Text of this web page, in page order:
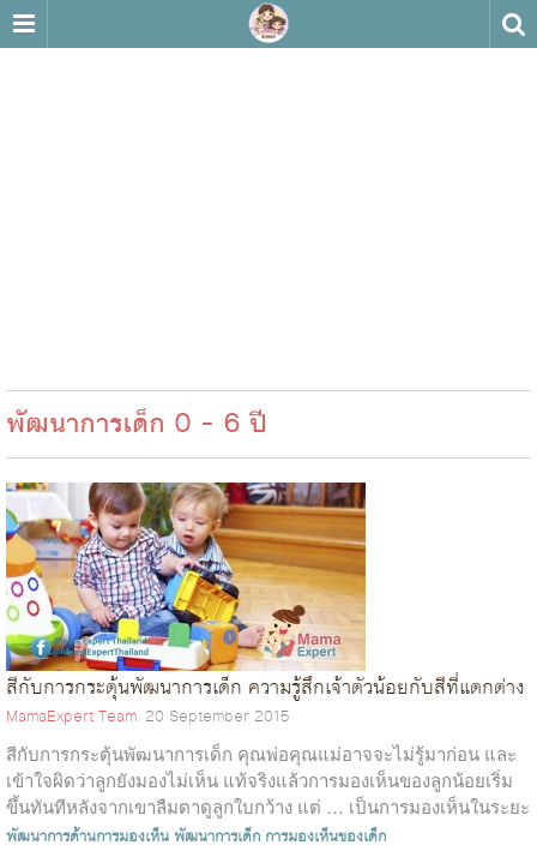
พัฒนาการเด็ก 0 - 6 ปี
สีกับการกระตุ้นพัฒนาการเด็ก ความรู้สึกเจ้าตัวน้อยกับสีที่แตกต่าง
MamaExpert Team 20 September 2015
สีกับการกระตุ้นพัฒนาการเด็ก คุณพ่อคุณแม่อาจจะไม่รู้มาก่อน และ
เข้าใจผิดว่าลูกยังมองไม่เห็น แท้จริงแล้วการมองเห็นของลูกน้อยเริ่ม
ขึ้นทันทีหลังจากเขาลืมตาดูลูกใบกว้าง แต่ … เป็นการมองเห็นในระยะ
ประ...
พัฒนาการด้านการมองเห็นพัฒนาการเด็ก การมองเห็นของเด็ก